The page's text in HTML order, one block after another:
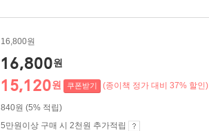
16,800원
16,800원
15,120원 쿠폰받기 (종이책 정가 대비 37% 할인)
840원 (5% 적립)
5만원이상 구매 시 2천원 추가적립